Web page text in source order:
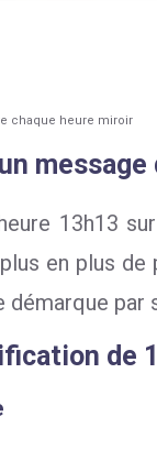
chaque heure miroir
message
13h13
en plus
démarque
de